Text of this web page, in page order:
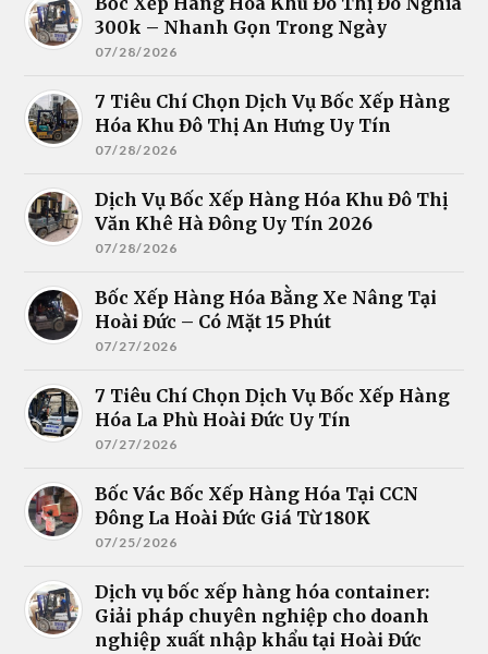
300k – Nhanh Gọn Trong Ngày
07/28/2026
7 Tiêu Chí Chọn Dịch Vụ Bốc Xếp Hàng
Hóa Khu Đô Thị An Hưng Uy Tín
07/28/2026
Dịch Vụ Bốc Xếp Hàng Hóa Khu Đô Thị
Văn Khê Hà Đông Uy Tín 2026
07/28/2026
Bốc Xếp Hàng Hóa Bằng Xe Nâng Tại
Hoài Đức – Có Mặt 15 Phút
07/27/2026
7 Tiêu Chí Chọn Dịch Vụ Bốc Xếp Hàng
Hóa La Phù Hoài Đức Uy Tín
07/27/2026
Bốc Vác Bốc Xếp Hàng Hóa Tại CCN
Đông La Hoài Đức Giá Từ 180K
07/25/2026
Dịch vụ bốc xếp hàng hóa container:
Giải pháp chuyên nghiệp cho doanh
nghiệp xuất nhập khẩu tại Hoài Đức